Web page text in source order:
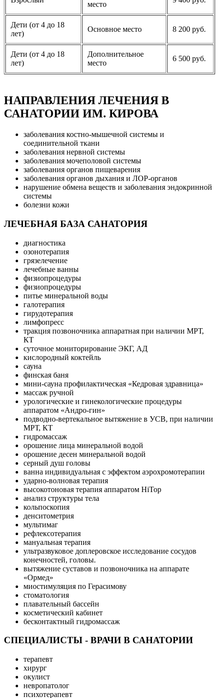
место
Дети (от 4 до 18
лет)
Основное место 8 200 руб.
Дети (от 4 до 18
лет)
Дополнительное
место
6 500 руб.
НАПРАВЛЕНИЯ ЛЕЧЕНИЯ В
САНАТОРИИ ИМ. КИРОВА
заболевания костно-мышечной системы и
соединительной ткани
заболевания нервной системы
заболевания мочеполовой системы
заболевания органов пищеварения
заболевания органов дыхания и ЛОР-органов
нарушение обмена веществ и заболевания эндокринной
системы
болезни кожи
ЛЕЧЕБНАЯ БАЗА САНАТОРИЯ
диагностика
озонотерапия
грязелечение
лечебные ванны
физиопроцедуры
физиопроцедуры
питье минеральной воды
галотерапия
гирудотерапия
лимфопресс
тракция позвоночника аппаратная при наличии МРТ,
КТ
суточное мониторирование ЭКГ, АД
кислородный коктейль
сауна
финская баня
мини-сауна профилактическая «Кедровая здравница»
массаж ручной
урологические и гинекологические процедуры
аппаратом «Андро-гин»
подводно-вертекальное вытяжение в УСВ, при наличии
МРТ, КТ
гидромассаж
орошение лица минеральной водой
орошение десен минеральной водой
серный душ головы
ванна индивидуальная с эффектом аэрохромотерапии
ударно-волновая терапия
высокотоновая терапия аппаратом НiTop
анализ структуры тела
кольпоскопия
денситометрия
мультимаг
рефлексотерапия
мануальная терапия
ультразвуковое доплеровское исследование сосудов
конечностей, головы.
вытяжение суставов и позвоночника на аппарате
«Ормед»
миостимуляция по Герасимову
стоматология
плавательный бассейн
косметический кабинет
бесконтактный гидромассаж
СПЕЦИАЛИСТЫ - ВРАЧИ В САНАТОРИИ
терапевт
хирург
окулист
невропатолог
психотерапевт